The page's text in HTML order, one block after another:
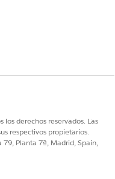
derechos reservados. Las
respectivos propietarios.
79, Planta 7ª, Madrid, Spain,